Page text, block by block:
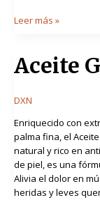
Leer más »
Aceite
DXN
Enriquecido con
palma fina, el
natural y rico en
de piel, es una
Alivia el dolor en
heridas y leves
Aceite
Gano